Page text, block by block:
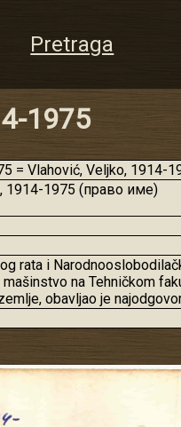
Pretraga
1975
= Vlahović, Veljko, 1914-
1975 (право име)
rata i
na Tehničkom
obavljao je